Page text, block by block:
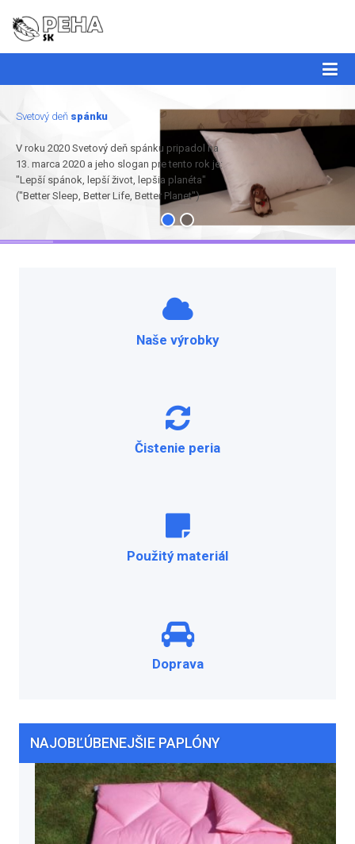
Svetový deň spánku
V roku 2020 Svetový deň spánku pripadol na
13. marca 2020 a jeho slogan pre tento rok je:
"Lepší spánok, lepší život, lepšia planéta"
("Better Sleep, Better Life, Better Planet")
Naše výrobky
Čistenie peria
Použitý materiál
Doprava
NAJOBĽÚBENEJŠIE PAPLÓNY